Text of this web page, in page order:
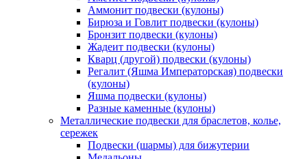
Аммонит подвески (кулоны)
Бирюза и Говлит подвески (кулоны)
Бронзит подвески (кулоны)
Жадеит подвески (кулоны)
Кварц (другой) подвески (кулоны)
Регалит (Яшма Императорская) подвески
(кулоны)
Яшма подвески (кулоны)
Разные каменные (кулоны)
Металлические подвески для браслетов, колье,
сережек
Подвески (шармы) для бижутерии